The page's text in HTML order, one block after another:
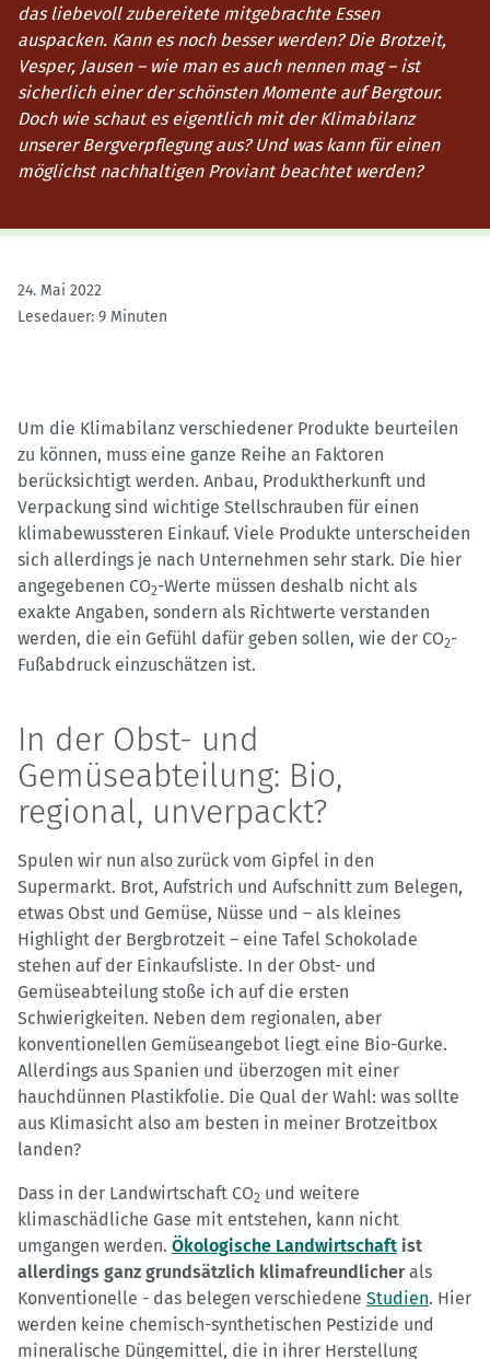
das liebevoll zubereitete mitgebrachte Essen
auspacken. Kann es noch besser werden? Die Brotzeit,
Vesper, Jausen – wie man es auch nennen mag – ist
sicherlich einer der schönsten Momente auf Bergtour.
Doch wie schaut es eigentlich mit der Klimabilanz
unserer Bergverpflegung aus? Und was kann für einen
möglichst nachhaltigen Proviant beachtet werden?
24. Mai 2022
Lesedauer: 9 Minuten
Um die Klimabilanz verschiedener Produkte beurteilen
zu können, muss eine ganze Reihe an Faktoren
berücksichtigt werden. Anbau, Produktherkunft und
Verpackung sind wichtige Stellschrauben für einen
klimabewussteren Einkauf. Viele Produkte unterscheiden
sich allerdings je nach Unternehmen sehr stark. Die hier
angegebenen CO2-Werte müssen deshalb nicht als
exakte Angaben, sondern als Richtwerte verstanden
werden, die ein Gefühl dafür geben sollen, wie der CO2-
Fußabdruck einzuschätzen ist.
In der Obst- und
Gemüseabteilung: Bio,
regional, unverpackt?
Spulen wir nun also zurück vom Gipfel in den
Supermarkt. Brot, Aufstrich und Aufschnitt zum Belegen,
etwas Obst und Gemüse, Nüsse und – als kleines
Highlight der Bergbrotzeit – eine Tafel Schokolade
stehen auf der Einkaufsliste. In der Obst- und
Gemüseabteilung stoße ich auf die ersten
Schwierigkeiten. Neben dem regionalen, aber
konventionellen Gemüseangebot liegt eine Bio-Gurke.
Allerdings aus Spanien und überzogen mit einer
hauchdünnen Plastikfolie. Die Qual der Wahl: was sollte
aus Klimasicht also am besten in meiner Brotzeitbox
landen?
Dass in der Landwirtschaft CO2 und weitere
klimaschädliche Gase mit entstehen, kann nicht
umgangen werden. Ökologische Landwirtschaft ist
allerdings ganz grundsätzlich klimafreundlicherals
Konventionelle - das belegen verschiedene Studien. Hier
werden keine chemisch-synthetischen Pestizide und
mineralische Düngemittel, die in ihrer Herstellung